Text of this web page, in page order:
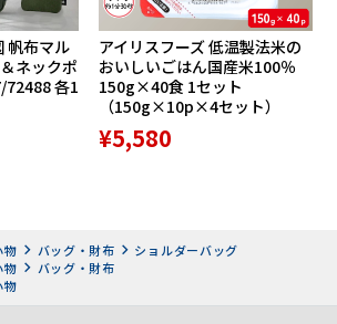
帆布マル
ネックポ
72488 各1
アイリスフーズ 低温製法米の
おいしいごはん国産米100％
150g×40食 1セット
（150g×10p×4セット）
¥5,580
物 バッグ・財布
ショルダーバッグ
物
バッグ・財布
物